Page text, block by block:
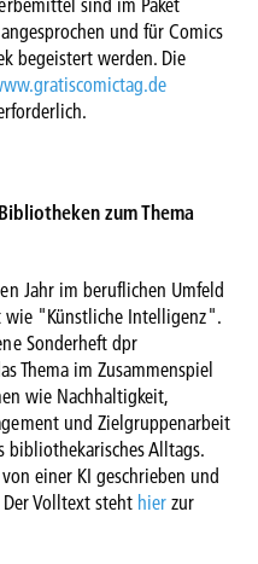
und für Comics
begeistert werden. Die
zum Thema
Jahr im beruflichen Umfeld
wie "Künstliche Intelligenz".
Sonderheft dpr
Thema im Zusammenspiel
wie Nachhaltigkeit,
und Zielgruppenarbeit
Alltags.
einer KI geschrieben und
Volltext steht hierzur